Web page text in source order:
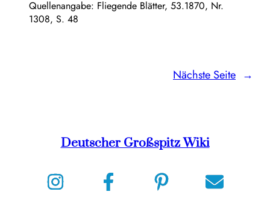
Quellenangabe: Fliegende Blätter, 53.1870, Nr.
1308, S. 48
Nächste Seite →
Deutscher Großspitz Wiki